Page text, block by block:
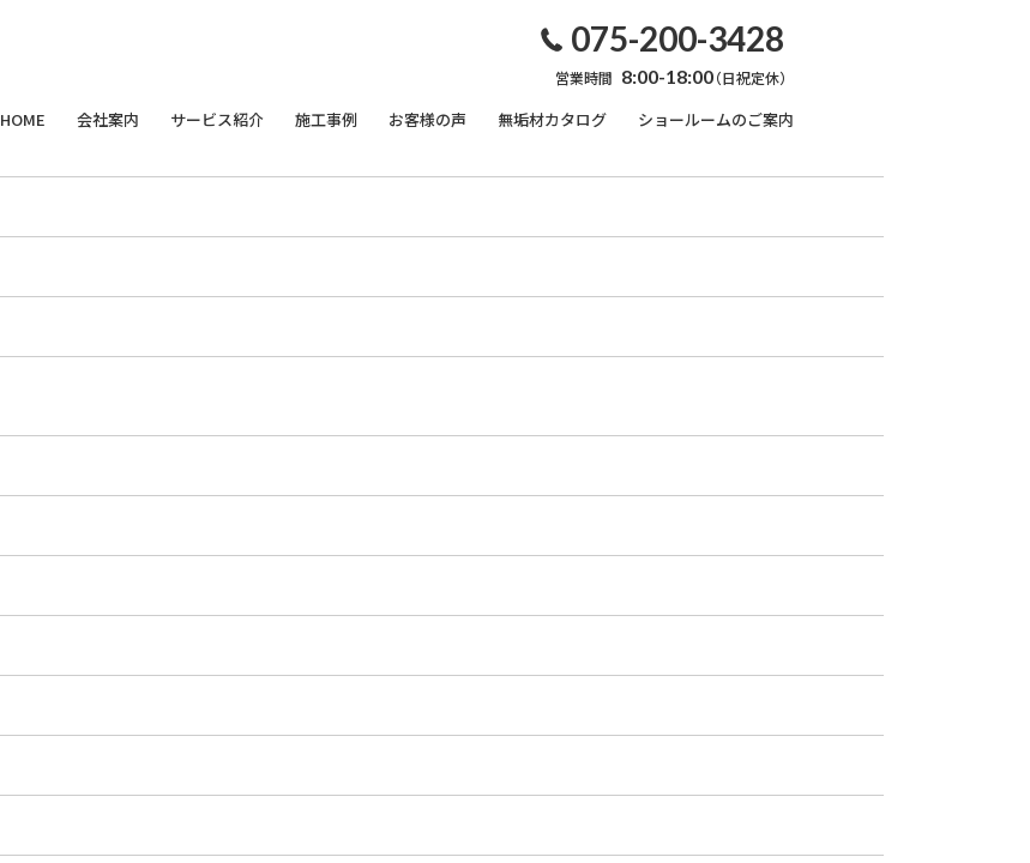
075-200-3428
営業時間 8:00-18:00（日祝定休）
HOME 会社案内
材木屋から総合住宅企業への進化の物語
サービス紹介
オーダーメイド家具・インテリア
無垢材のお手入れ
施工事例
リフォーム
お客様の声 無垢材カタログ
床暖房対応無垢材フローリング
天然オイルワックス
ショールームのご案内